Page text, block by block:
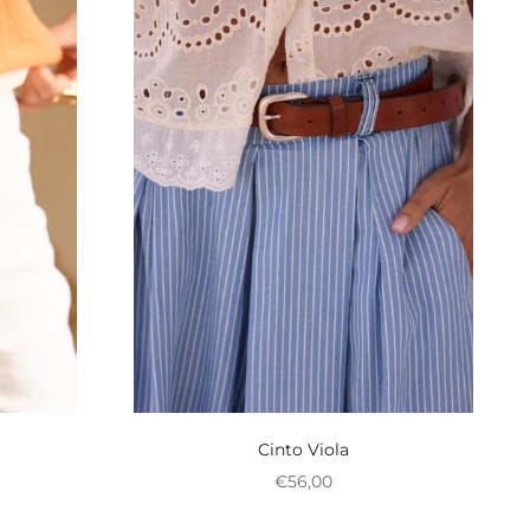
Cinto Viola
Preço promocional
€56,00